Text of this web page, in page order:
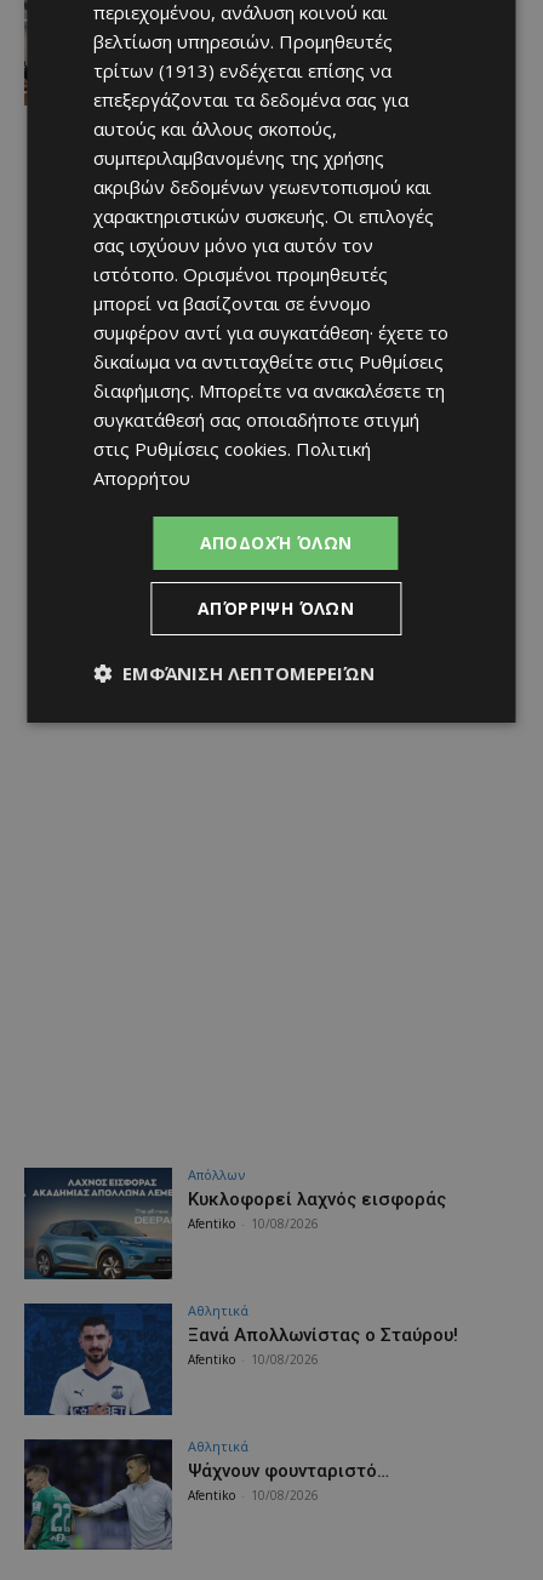
Πότε θα διεξαχθεί το Super Cup –
Όλες οι πληροφορίες
Afentiko - 10/08/2026
Απόλλων
Κυκλοφορεί λαχνός εισφοράς
Afentiko 10/08/2026
Αθλητικά
Ξανά Απολλωνίστας ο Σταύρου!
Afentiko 10/08/2026
Αθλητικά
Ψάχνουν φουνταριστό…
Afentiko 10/08/2026
περιεχομένου, ανάλυση κοινού και
βελτίωση υπηρεσιών. Προμηθευτές
τρίτων (1913) ενδέχεται επίσης να
επεξεργάζονται τα δεδομένα σας για
αυτούς και άλλους σκοπούς,
συμπεριλαμβανομένης της χρήσης
ακριβών δεδομένων γεωεντοπισμού και
χαρακτηριστικών συσκευής. Οι επιλογές
σας ισχύουν μόνο για αυτόν τον
ιστότοπο. Ορισμένοι προμηθευτές
μπορεί να βασίζονται σε έννομο
συμφέρον αντί για συγκατάθεση· έχετε το
δικαίωμα να αντιταχθείτε στις Ρυθμίσεις
διαφήμισης. Μπορείτε να ανακαλέσετε τη
συγκατάθεσή σας οποιαδήποτε στιγμή
στις Ρυθμίσεις cookies. Πολιτική
Απορρήτου
ΑΠΟΔΟΧΉ ΌΛΩΝ
ΑΠΌΡΡΙΨΗ ΌΛΩΝ
ΕΜΦΆΝΙΣΗ ΛΕΠΤΟΜΕΡΕΙΏΝ